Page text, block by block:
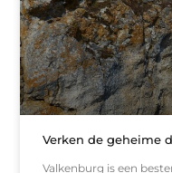
Verken de geheime
Valkenburg is een